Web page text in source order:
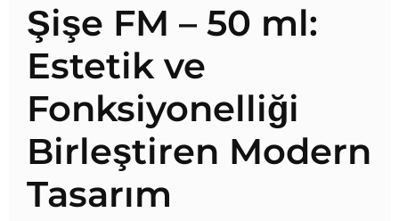
Şişe FM – 50 ml:
Estetik ve
Fonksiyonelliği
Birleştiren Modern
Tasarım